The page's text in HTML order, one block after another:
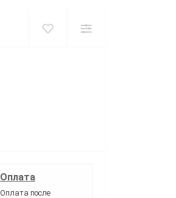
Оплата
Оплата после